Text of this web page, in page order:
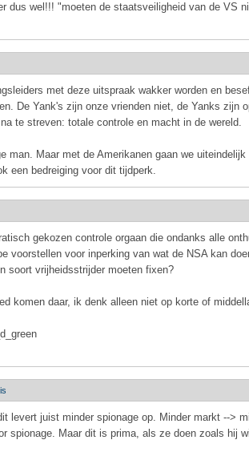
dus wel!!! "moeten de staatsveiligheid van de VS
met deze uitspraak wakker worden en
De Yank's zijn onze vrienden niet, de Yanks zijn
te streven: totale controle en macht in de wereld.
man. Maar met de Amerikanen gaan we
een bedreiging voor dit tijdperk.
gekozen controle orgaan die ondanks alle
voorstellen voor inperking van wat de NSA kan
soort vrijheidsstrijder moeten fixen?
komen daar, ik denk alleen niet op korte of
levert juist minder spionage op. Minder markt -->
spionage. Maar dit is prima, als ze doen zoals hij